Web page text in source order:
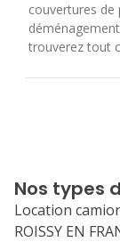
couvertures
trouverez tout
Nos types
Location
ROISSY EN